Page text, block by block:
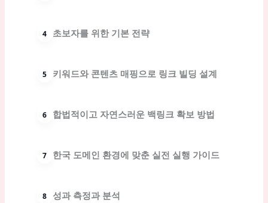
초보자를 위한 기본 전략
키워드와 콘텐츠 매핑으로 링크 빌딩 설계
합법적이고 자연스러운 백링크 확보 방법
한국 도메인 환경에 맞춘 실전 실행 가이드
성과 측정과 분석